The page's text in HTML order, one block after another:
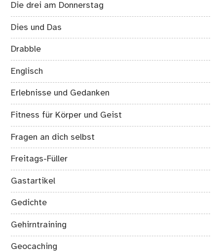
Die drei am Donnerstag
Dies und Das
Drabble
Englisch
Erlebnisse und Gedanken
Fitness für Körper und Geist
Fragen an dich selbst
Freitags-Füller
Gastartikel
Gedichte
Gehirntraining
Geocaching